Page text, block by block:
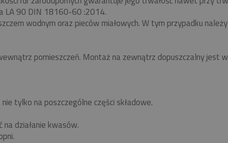
LA 90 DIN 18160-60 :2014.
wodnym oraz pieców miałowych. W tym przypadku
pomieszczeń. Montaż na zewnątrz dopuszczalny jest
tylko na poszczególne części składowe.
działanie kwasów.